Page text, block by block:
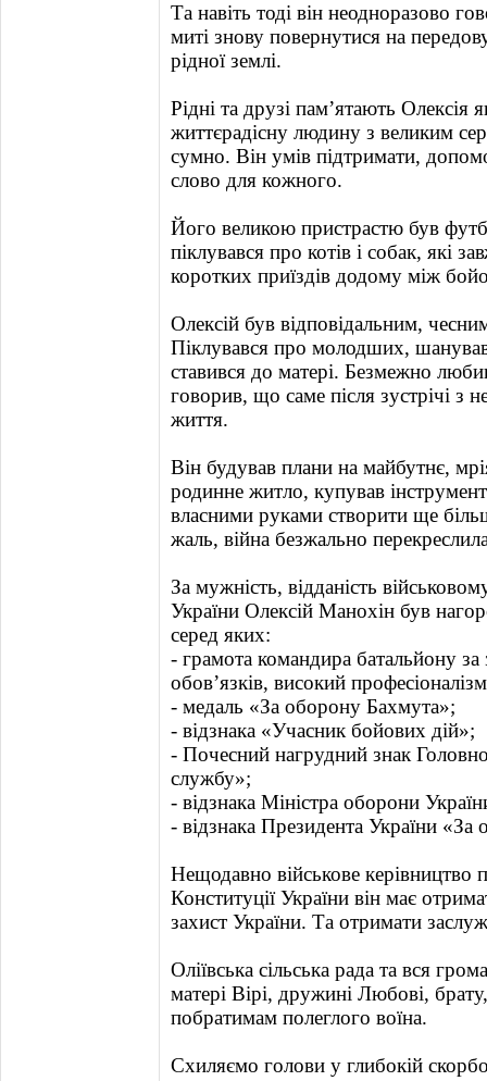
Та навіть тоді він неодноразово
миті знову повернутися на
рідної землі.
Рідні та друзі пам’ятають
життєрадісну людину з великим
сумно. Він умів підтримати,
слово для кожного.
Його великою пристрастю був
піклувався про котів і собак, які
коротких приїздів додому між
Олексій був відповідальним,
Піклувався про молодших,
ставився до матері. Безмежно
говорив, що саме після зустрічі з
життя.
Він будував плани на майбутнє,
родинне житло, купував
власними руками створити ще
жаль, війна безжально перекреслила
За мужність, відданість
України Олексій Манохін був
серед яких:
- грамота командира батальйону
обов’язків, високий
- медаль «За оборону Бахмута»;
- відзнака «Учасник бойових дій»;
- Почесний нагрудний знак
службу»;
- відзнака Міністра оборони
- відзнака Президента України «За
Нещодавно військове
Конституції України він має
захист України. Та отримати
Оліївська сільська рада та вся
матері Вірі, дружині Любові,
побратимам полеглого воїна.
Схиляємо голови у глибокій